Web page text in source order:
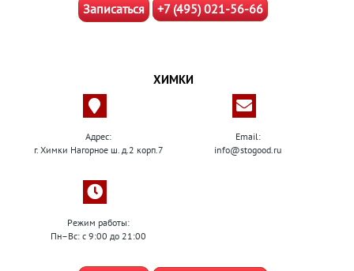
Записаться +7 (495) 021-56-66
ХИМКИ
Адрес:
г. Химки Нагорное ш. д.2 корп.7
Email:
info@stogood.ru
Режим работы:
Пн–Вс: с 9:00 до 21:00